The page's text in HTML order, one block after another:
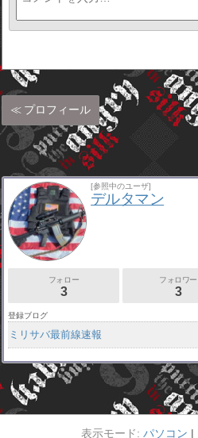
プロフィール
[参照中のユーザ]
デルタマン
フォロー
3
フォロワー
3
登録ブログ
ミリサバ最前線速報
パソコン